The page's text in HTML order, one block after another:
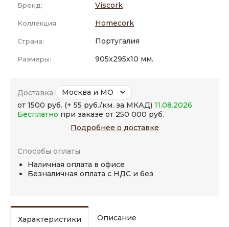
Бренд: Viscork
Коллекция: Homecork
Страна: Португалия
Размеры: 905x295x10 мм.
Доставка
Москва и МО
от 1500 руб. (+ 55 руб./км. за МКАД) 11.08.2026
Бесплатно при заказе от 250 000 руб.
Подробнее о доставке
Способы оплаты
Наличная оплата в офисе
Безналичная оплата с НДС и без
Характеристики Описание